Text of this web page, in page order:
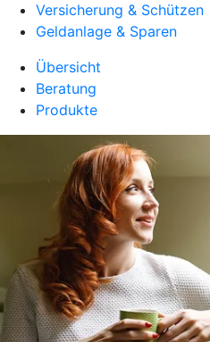
Versicherung & Schützen
Geldanlage & Sparen
Übersicht
Beratung
Produkte